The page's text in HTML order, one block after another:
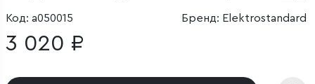
Код: a050015 Бренд: Elektrostandard
3 020 ₽